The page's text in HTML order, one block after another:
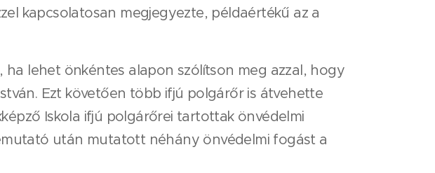
kapcsolatosan megjegyezte, példaértékű az a
lehet önkéntes alapon szólítson meg azzal, hogy
Ezt követően több ifjú polgárőr is átvehette
Iskola ifjú polgárőrei tartottak önvédelmi
után mutatott néhány önvédelmi fogást a